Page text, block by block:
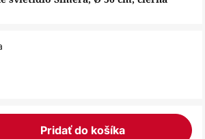
Pridať do košíka